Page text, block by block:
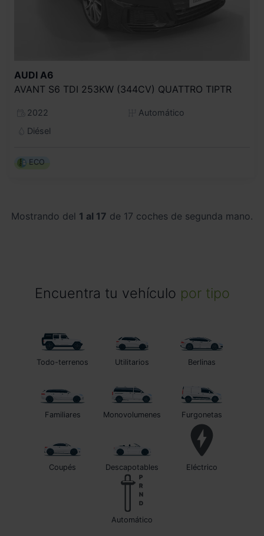
AUDI A6
AVANT S6 TDI 253KW (344CV) QUATTRO TIPTR
2022
Automático
Diésel
ECO
Mostrando del 1 al 17 de 17 coches de segunda mano.
Encuentra tu vehículo por tipo
Todo-terrenos Utilitarios Berlinas
Familiares Monovolumenes Furgonetas
Coupés Descapotables Eléctrico
automático